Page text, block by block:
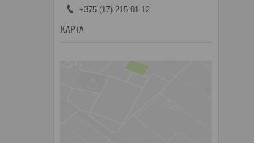
+375 (17) 215-01-12
КАРТА